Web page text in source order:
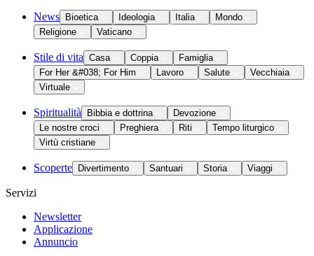
News Bioetica Ideologia Italia
Mondo
Religione
Vaticano
Stile di vita Casa Coppia
Famiglia
For Her &#038; For Him
Lavoro Salute
Vecchiaia
Virtuale
Spiritualità Bibbia e dottrina
Devozione
Le nostre croci
Preghiera Riti
Tempo liturgico
Virtù cristiane
Scoperte Divertimento Santuari Storia Viaggi
Servizi
Newsletter
Applicazione
Annuncio